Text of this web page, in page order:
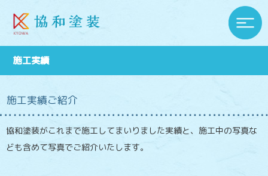
施工実績
施工実績ご紹介
協和塗装がこれまで施工してまいりました実績と、施工中の写真な
ども含めて写真でご紹介いたします。